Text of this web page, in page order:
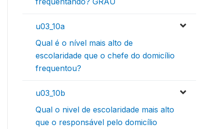
u03_10a
Qual é o nível mais alto de
escolaridade que o chefe do domicílio
frequentou?
u03_10b
Qual o nivel de escolaridade mais alto
que o responsável pelo domicílio